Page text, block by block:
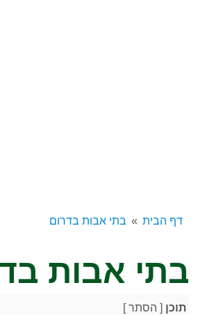
דף הבית בתי אבות בדרום
בתי אבות
תוכן [ הסתר]